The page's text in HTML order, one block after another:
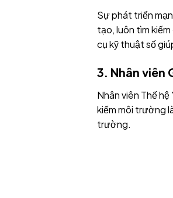
Sự phát triển
tạo, luôn tìm
cụ kỹ thuật số
3. Nhân viên
Nhân viên Thế
kiếm môi trường
trường.